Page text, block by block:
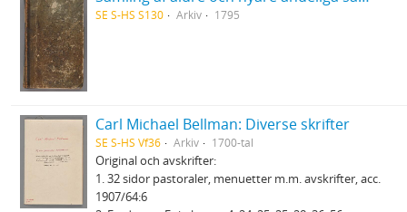
SE S-HS S130 Arkiv 1795
Carl Michael Bellman: Diverse skrifter
SE S-HS Vf36 Arkiv 1700-tal
Original och avskrifter:
1. 32 sidor pastoraler, menuetter m.m. avskrifter, acc.
1907/64:6